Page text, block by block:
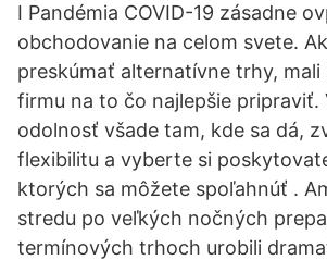
I Pandémia COVID-19 zásadne
obchodovanie na celom svete.
preskúmať alternatívne trhy, mali
firmu na to čo najlepšie pripraviť.
odolnosť všade tam, kde sa dá,
flexibilitu a vyberte si
ktorých sa môžete spoľahnúť .
stredu po veľkých nočných
termínových trhoch urobili